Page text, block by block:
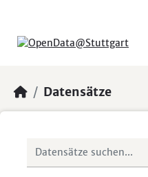
Datensätze